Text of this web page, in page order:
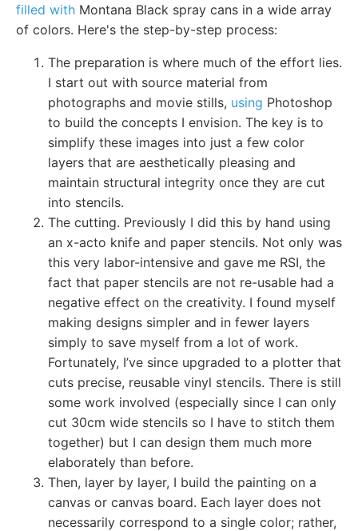
filled with Montana Black spray cans in a wide array
of colors. Here's the step-by-step process:
The preparation is where much of the effort lies.
I start out with source material from
photographs and movie stills, using Photoshop
to build the concepts I envision. The key is to
simplify these images into just a few color
layers that are aesthetically pleasing and
maintain structural integrity once they are cut
into stencils.
The cutting. Previously I did this by hand using
an x-acto knife and paper stencils. Not only was
this very labor-intensive and gave me RSI, the
fact that paper stencils are not re-usable had a
negative effect on the creativity. I found myself
making designs simpler and in fewer layers
simply to save myself from a lot of work.
Fortunately, I’ve since upgraded to a plotter that
cuts precise, reusable vinyl stencils. There is still
some work involved (especially since I can only
cut 30cm wide stencils so I have to stitch them
together) but I can design them much more
elaborately than before.
Then, layer by layer, I build the painting on a
canvas or canvas board. Each layer does not
necessarily correspond to a single color; rather,